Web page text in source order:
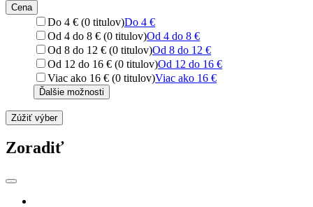
Cena
Do 4 € (0 titulov)Do 4 €
Od 4 do 8 € (0 titulov)Od 4 do 8 €
Od 8 do 12 € (0 titulov)Od 8 do 12 €
Od 12 do 16 € (0 titulov)Od 12 do 16 €
Viac ako 16 € (0 titulov)Viac ako 16 €
Ďalšie možnosti
Zúžiť výber
Zoradiť